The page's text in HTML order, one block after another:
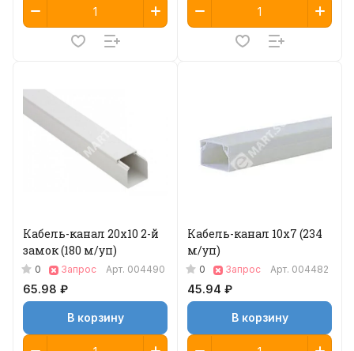
Кабель-канал 20х10 2-й
замок (180 м/уп)
0 Запрос Арт. 004490
65.98 ₽
В корзину
Кабель-канал 10х7 (234
м/уп)
0 Запрос Арт. 004482
45.94 ₽
В корзину